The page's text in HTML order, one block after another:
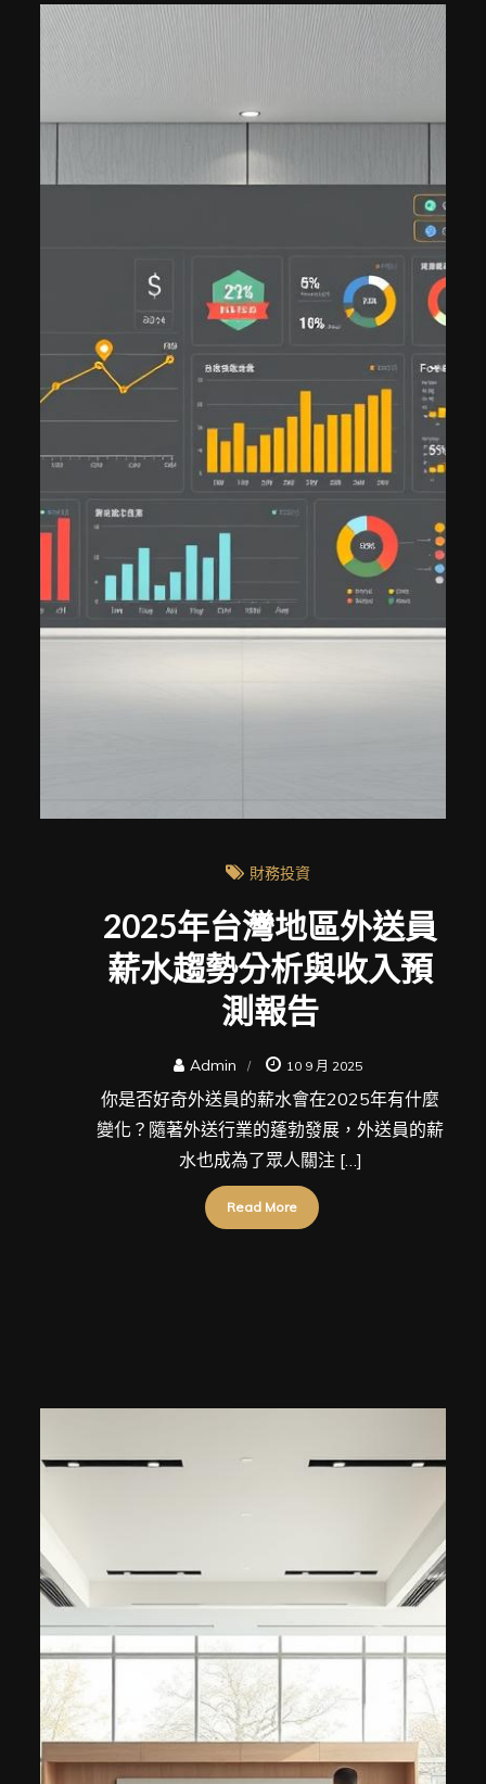
財務投資
2025年台灣地區外送員
薪水趨勢分析與收入預
測報告
Admin 10 9 月 2025
你是否好奇外送員的薪水會在2025年有什麼
變化？隨著外送行業的蓬勃發展，外送員的薪
水也成為了眾人關注 […]
Read More